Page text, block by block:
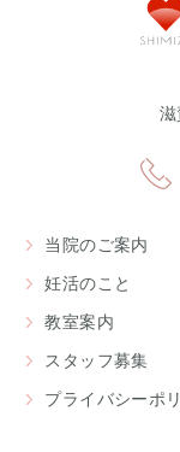
滋
当院のご案内
妊活のこと
教室案内
スタッフ募集
プライバシーポ